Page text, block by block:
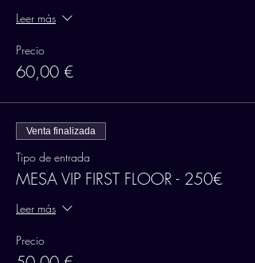
Leer más
Precio
60,00 €
Venta finalizada
Tipo de entrada
MESA VIP FIRST FLOOR - 250€
Leer más
Precio